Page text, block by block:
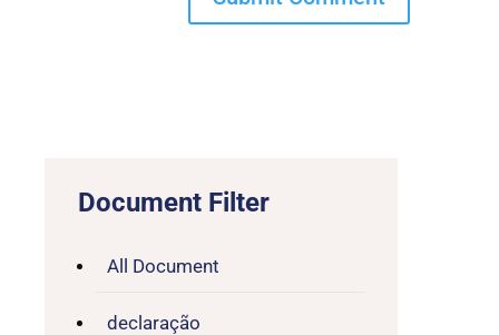
Document Filter
All Document
declaração